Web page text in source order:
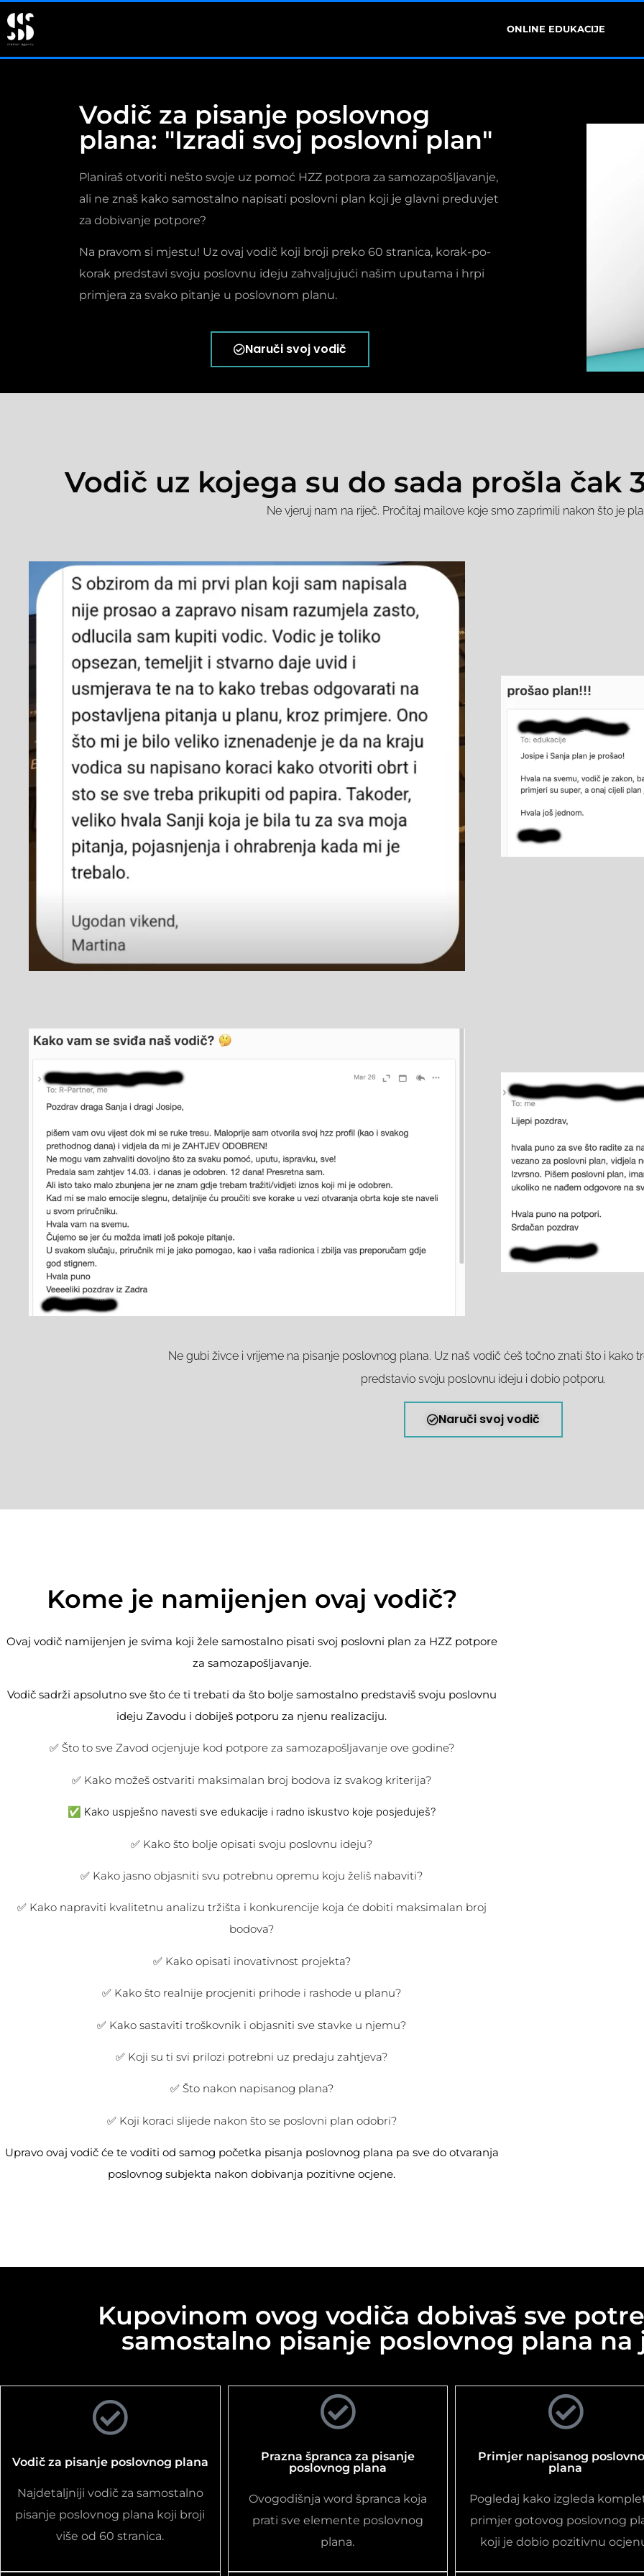
ONLINE EDUKACIJE
Vodič za pisanje poslovnog
plana: "Izradi svoj poslovni plan"
Planiraš otvoriti nešto svoje uz pomoć HZZ potpora za samozapošljavanje,
ali ne znaš kako samostalno napisati poslovni plan koji je glavni preduvjet
za dobivanje potpore?
Na pravom si mjestu! Uz ovaj vodič koji broji preko 60 stranica, korak-po-
korak predstavi svoju poslovnu ideju zahvaljujući našim uputama i hrpi
primjera za svako pitanje u poslovnom planu.
Naruči svoj vodič
Vodič uz kojega su do sada prošla čak
Ne vjeruj nam na riječ. Pročitaj mailove koje smo zaprimili nakon što je
Ne gubi živce i vrijeme na pisanje poslovnog plana. Uz naš vodič ćeš točno znati što i kako
predstavio svoju poslovnu ideju i dobio potporu.
Naruči svoj vodič
Kome je namijenjen ovaj vodič?
Ovaj vodič namijenjen je svima koji žele samostalno pisati svoj poslovni plan za HZZ potpore
za samozapošljavanje.
Vodič sadrži apsolutno sve što će ti trebati da što bolje samostalno predstaviš svoju poslovnu
ideju Zavodu i dobiješ potporu za njenu realizaciju.
✅ Što to sve Zavod ocjenjuje kod potpore za samozapošljavanje ove godine?
✅ Kako možeš ostvariti maksimalan broj bodova iz svakog kriterija?
✅ Kako uspješno navesti sve edukacije i radno iskustvo koje posjeduješ?
✅ Kako što bolje opisati svoju poslovnu ideju?
✅ Kako jasno objasniti svu potrebnu opremu koju želiš nabaviti?
✅ Kako napraviti kvalitetnu analizu tržišta i konkurencije koja će dobiti maksimalan broj
bodova?
✅ Kako opisati inovativnost projekta?
✅ Kako što realnije procjeniti prihode i rashode u planu?
✅ Kako sastaviti troškovnik i objasniti sve stavke u njemu?
✅ Koji su ti svi prilozi potrebni uz predaju zahtjeva?
✅ Što nakon napisanog plana?
✅ Koji koraci slijede nakon što se poslovni plan odobri?
Upravo ovaj vodič će te voditi od samog početka pisanja poslovnog plana pa sve do otvaranja
poslovnog subjekta nakon dobivanja pozitivne ocjene.
Kupovinom ovog vodiča dobivaš sve
samostalno pisanje poslovnog plana
Vodič za pisanje poslovnog plana
Najdetaljniji vodič za samostalno
pisanje poslovnog plana koji broji
više od 60 stranica.
Prazna špranca za pisanje
poslovnog plana
Ovogodišnja word špranca koja
prati sve elemente poslovnog
plana.
Primjer napisanog
plana
Pogledaj kako izgleda
primjer gotovog poslovnog
koji je dobio pozitivnu